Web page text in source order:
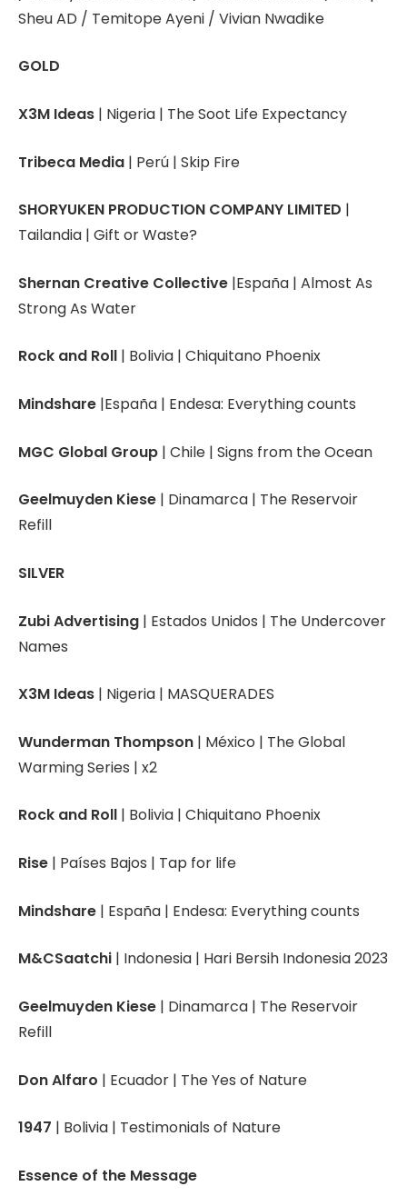
Sheu AD / Temitope Ayeni / Vivian Nwadike
GOLD
X3M Ideas | Nigeria | The Soot Life Expectancy
Tribeca Media | Perú | Skip Fire
SHORYUKEN PRODUCTION COMPANY LIMITED |
Tailandia | Gift or Waste?
Shernan Creative Collective |España | Almost As
Strong As Water
Rock and Roll | Bolivia | Chiquitano Phoenix
Mindshare |España | Endesa: Everything counts
MGC Global Group | Chile | Signs from the Ocean
Geelmuyden Kiese | Dinamarca | The Reservoir
Refill
SILVER
Zubi Advertising | Estados Unidos | The Undercover
Names
X3M Ideas | Nigeria | MASQUERADES
Wunderman Thompson | México | The Global
Warming Series | x2
Rock and Roll | Bolivia | Chiquitano Phoenix
Rise | Países Bajos | Tap for life
Mindshare | España | Endesa: Everything counts
M&CSaatchi | Indonesia | Hari Bersih Indonesia 2023
Geelmuyden Kiese | Dinamarca | The Reservoir
Refill
Don Alfaro | Ecuador | The Yes of Nature
1947 | Bolivia | Testimonials of Nature
Essence of the Message